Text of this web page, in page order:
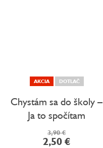
AKCIA DOTLAČ
Chystám sa do školy –
Ja to spočítam
3,90 €
2,50 €